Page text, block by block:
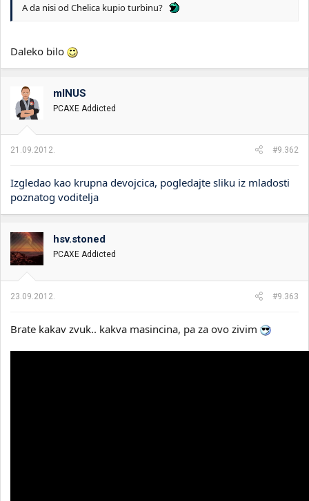
A da nisi od Chelica kupio turbinu?
Daleko bilo
mINUS
PCAXE Addicted
21.09.2012. #9.362
Izgledao kao krupna devojcica, pogledajte sliku iz mladosti
poznatog voditelja
hsv.stoned
PCAXE Addicted
23.09.2012. #9.363
Brate kakav zvuk.. kakva masincina, pa za ovo zivim